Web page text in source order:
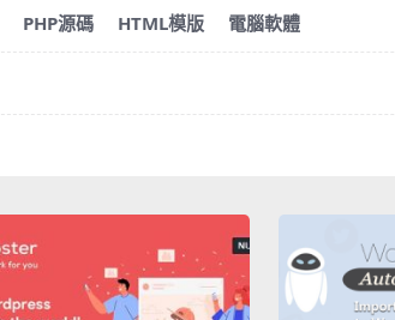
PHP源碼 HTML模版 電腦軟體